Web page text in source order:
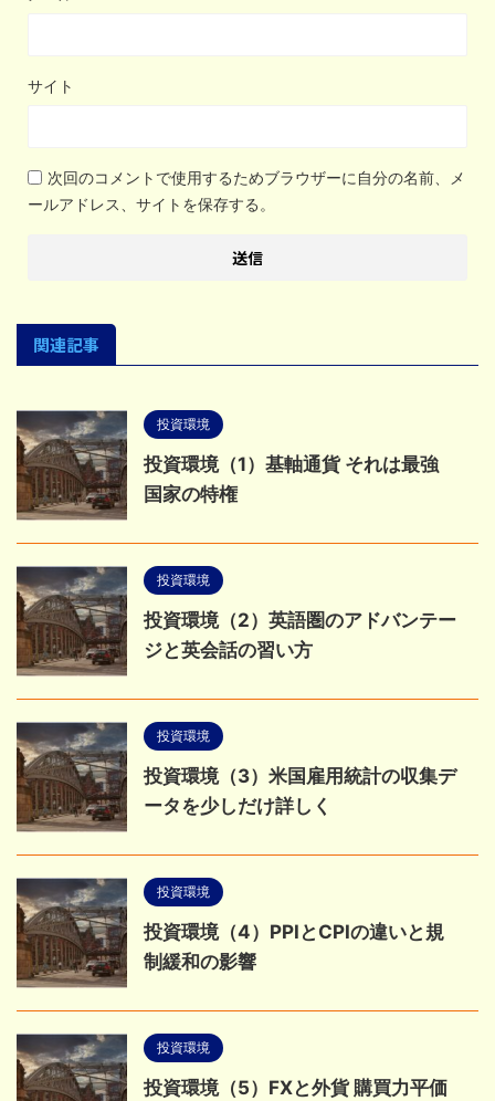
サイト
次回のコメントで使用するためブラウザーに自分の名前、メ
ールアドレス、サイトを保存する。
関連記事
投資環境
投資環境（1）基軸通貨 それは最強
国家の特権
投資環境
投資環境（2）英語圏のアドバンテー
ジと英会話の習い方
投資環境
投資環境（3）米国雇用統計の収集デ
ータを少しだけ詳しく
投資環境
投資環境（4）PPIとCPIの違いと規
制緩和の影響
投資環境
投資環境（5）FXと外貨 購買力平価